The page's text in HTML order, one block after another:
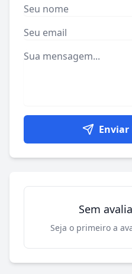
Enviar
Sem
Seja o primeiro a